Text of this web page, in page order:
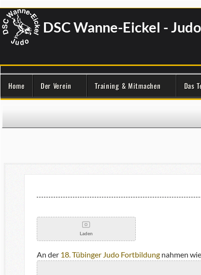
DSC Wanne-Eickel -
Home Der Verein Training & Mitmachen Das
Laden
An der 18. Tübinger Judo Fortbildungnahmen